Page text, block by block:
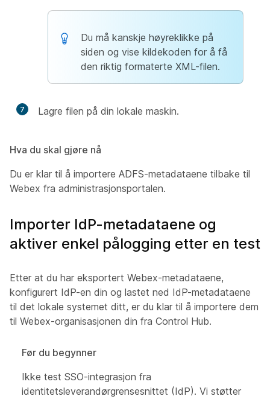
Du må kanskje høyreklikke på
siden og vise kildekoden for å få
den riktig formaterte XML-filen.
7 Lagre filen på din lokale maskin.
Hva du skal gjøre nå
Du er klar til å importere ADFS-metadataene tilbake til
Webex fra administrasjonsportalen.
Importer IdP-metadataene og
aktiver enkel pålogging etter en test
Etter at du har eksportert Webex-metadataene,
konfigurert IdP-en din og lastet ned IdP-metadataene
til det lokale systemet ditt, er du klar til å importere dem
til Webex-organisasjonen din fra Control Hub.
Før du begynner
Ikke test SSO-integrasjon fra
identitetsleverandørgrensesnittet (IdP). Vi støtter